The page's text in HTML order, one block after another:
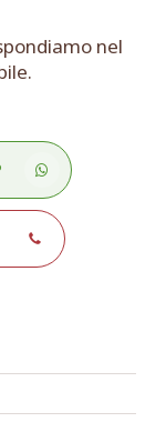
nel